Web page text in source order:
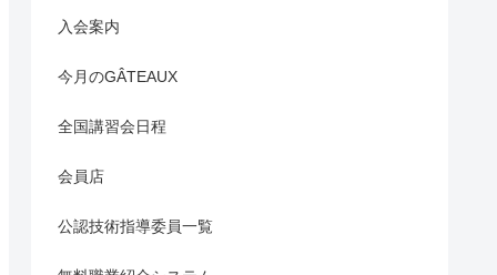
入会案内
今月のGÂTEAUX
全国講習会日程
会員店
公認技術指導委員一覧